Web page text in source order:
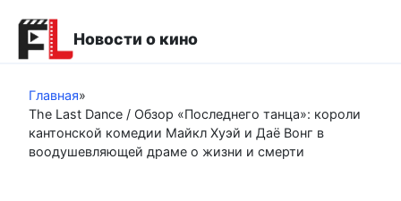
контенту
Новости о кино
Главная»
The Last Dance / Обзор «Последнего танца»: короли
кантонской комедии Майкл Хуэй и Даё Вонг в
воодушевляющей драме о жизни и смерти